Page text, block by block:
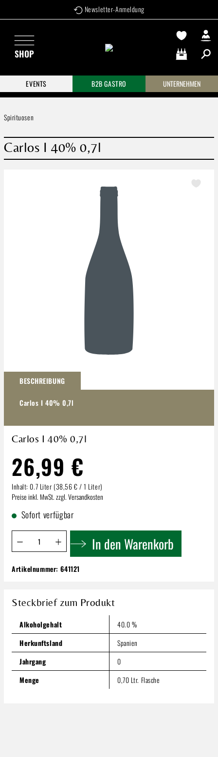
Zum Hauptinhalt springen Newsletter-Anmeldung
SHOP
Warenkorb
EVENTS
B2B GASTRO UNTERNEHMEN
Spirituosen
Carlos I 40% 0,7l
BESCHREIBUNG
Carlos I 40% 0,7l
Carlos I 40% 0,7l
26,99 €
Inhalt: 0.7 Liter (38,56 € / 1 Liter)
Preise inkl. MwSt. zzgl. Versandkosten
Sofort verfügbar
Produkt Anzahl: Gib den gewünschten Wert ein oder
In den Warenkorb
Carlos I 40% 0,7l
Inhalt:0.7 Liter (38,56 € / 1 Liter)
Produkt Anzahl: Gib den gewünschten Wert ein oder
In den Warenkorb
Artikelnummer:641121
Steckbrief zum Produkt
Alkoholgehalt
40.0 %
Herkunftsland
Spanien
Jahrgang
0
Menge
0,70 Ltr. Flasche